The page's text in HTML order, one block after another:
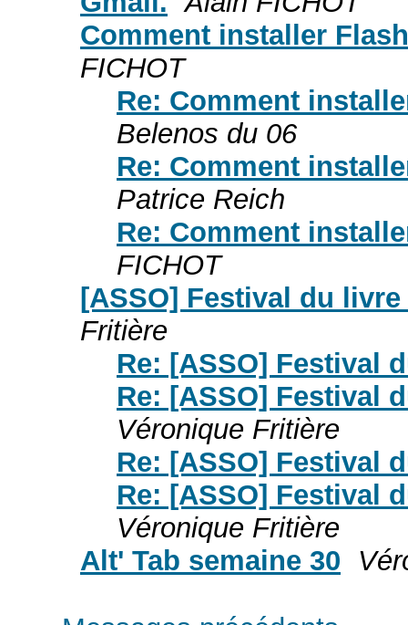
Comment installer
FICHOT
Re: Comment
Belenos du 06
Re: Comment
Patrice Reich
Re: Comment
FICHOT
[ASSO] Festival du
Fritière
Re: [ASSO] Festival
Re: [ASSO] Festival
Véronique Fritière
Re: [ASSO] Festival
Re: [ASSO] Festival
Véronique Fritière
Alt' Tab semaine 30